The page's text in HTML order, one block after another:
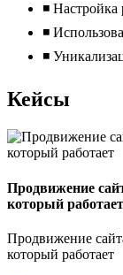
◾
◾
◾
Кейсы
Продвижение
который работает
Продвижение
который работает